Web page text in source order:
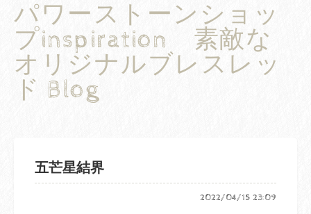
パワーストーンショッ
プinspiration 素敵な
オリジナルブレスレッ
ド Blog
五芒星結界
2022/04/15 23:09